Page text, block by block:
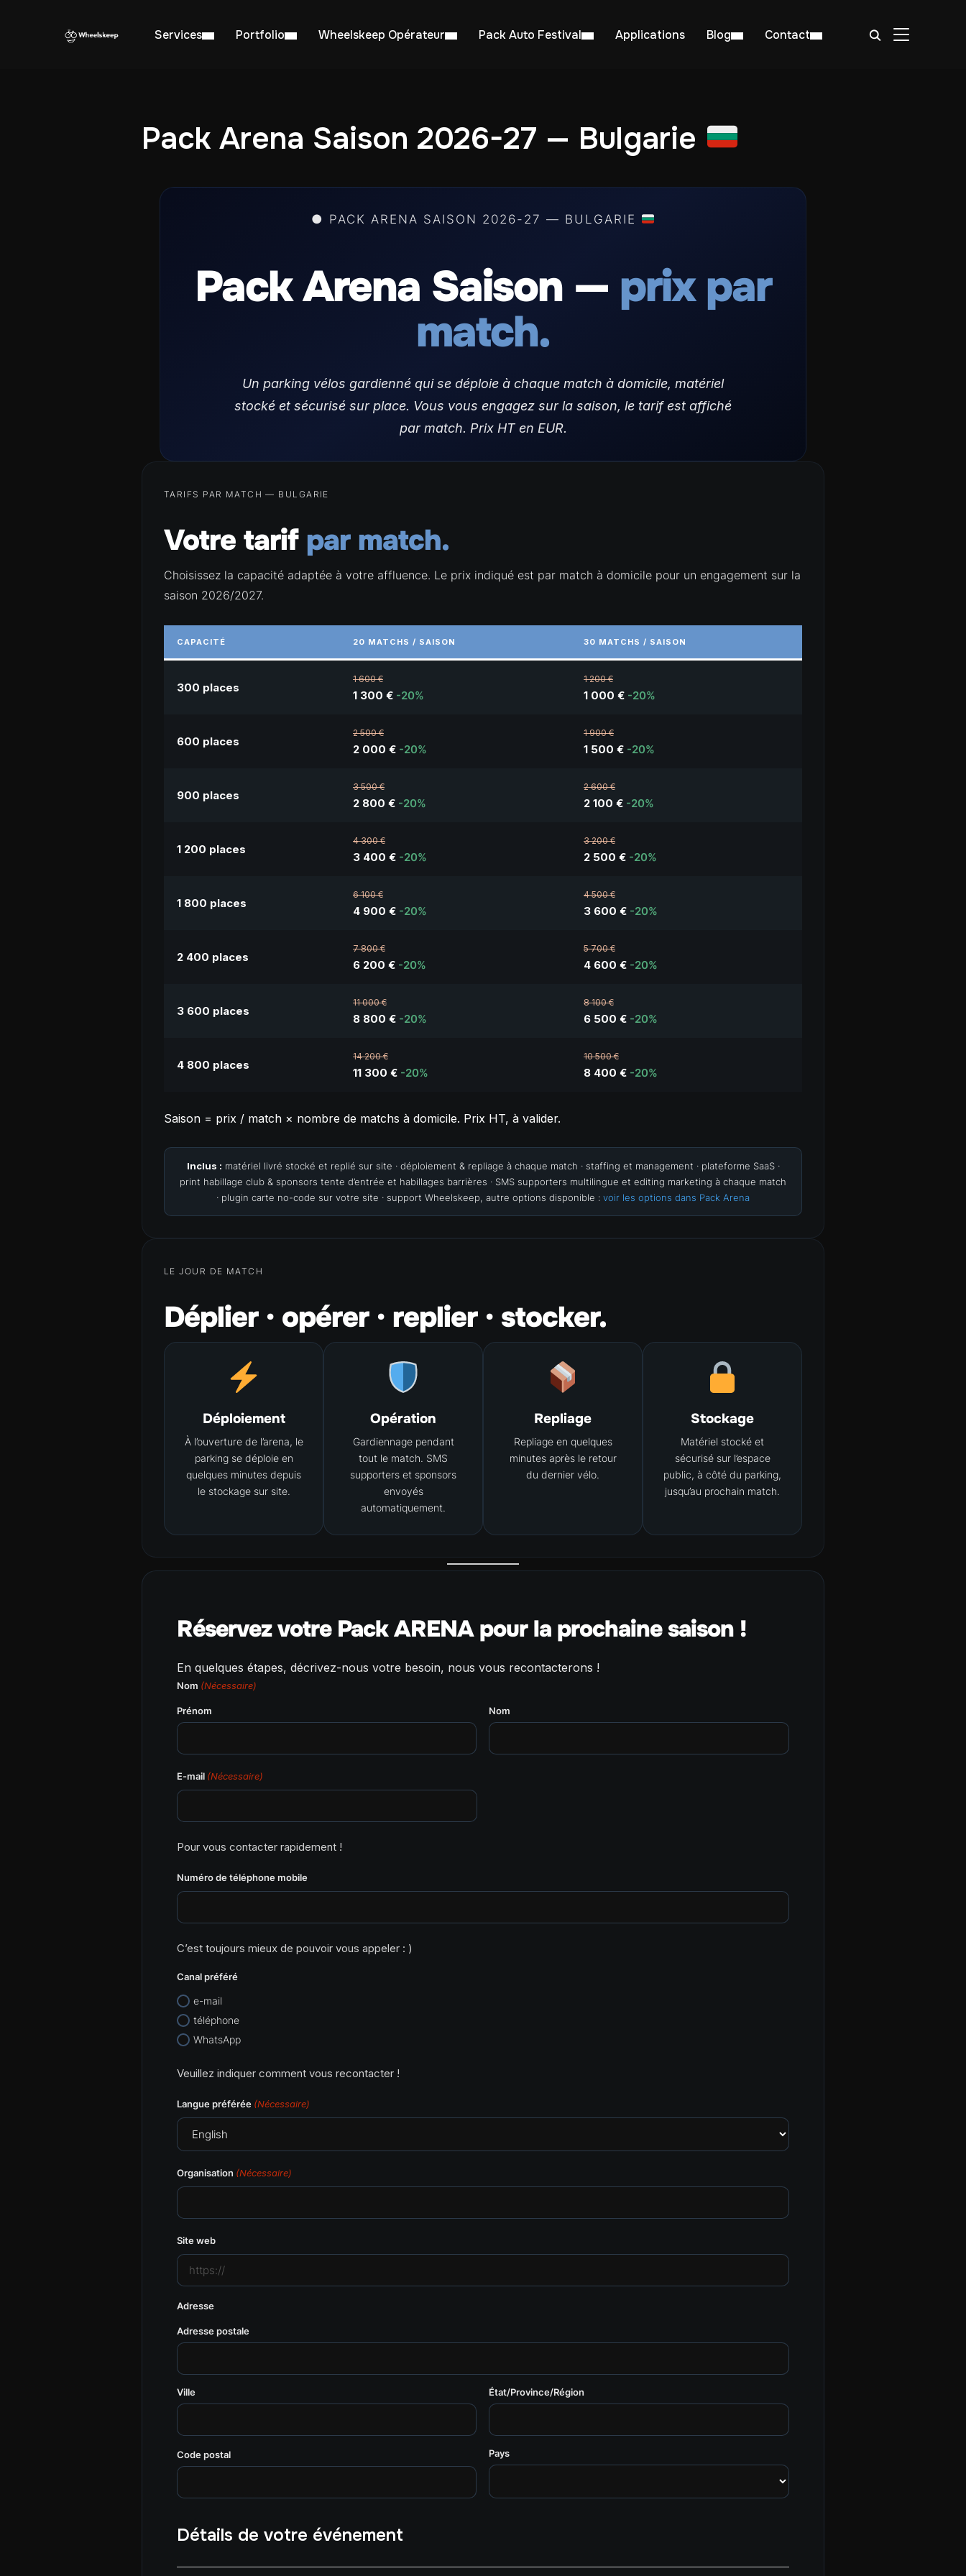
Services Portfolio Wheelskeep Opérateur Pack Auto Festival Applications Blog Contact BASCULER
Pack Arena Saison 2026-27 — Bulgarie
● PACK ARENA SAISON 2026-27 — BULGARIE
Pack Arena Saison — prix par
match.
Un parking vélos gardienné qui se déploie à chaque match à domicile, matériel
stocké et sécurisé sur place. Vous vous engagez sur la saison, le tarif est affiché
par match. Prix HT en EUR.
TARIFS PAR MATCH — BULGARIE
Votre tarif par match.
Choisissez la capacité adaptée à votre affluence. Le prix indiqué est par match à domicile pour un engagement sur la
saison 2026/2027.
CAPACITÉ 20 MATCHS / SAISON 30 MATCHS / SAISON
300 places
1 600 €
1 300 € -20%
1 200 €
1 000 € -20%
600 places
2 500 €
2 000 € -20%
1 900 €
1 500 € -20%
900 places
3 500 €
2 800 € -20%
2 600 €
2 100 € -20%
1 200 places
4 300 €
3 400 € -20%
3 200 €
2 500 € -20%
1 800 places
6 100 €
4 900 € -20%
4 500 €
3 600 € -20%
2 400 places
7 800 €
6 200 € -20%
5 700 €
4 600 € -20%
3 600 places
11 000 €
8 800 € -20%
8 100 €
6 500 € -20%
4 800 places
14 200 €
11 300 € -20%
10 500 €
8 400 € -20%
Saison = prix / match × nombre de matchs à domicile. Prix HT, à valider.
Inclus : matériel livré stocké et replié sur site · déploiement & repliage à chaque match · staffing et management · plateforme SaaS ·
print habillage club & sponsors tente d’entrée et habillages barrières · SMS supporters multilingue et editing marketing à chaque match
· plugin carte no-code sur votre site · support Wheelskeep, autre options disponible : voir les options dans Pack Arena
LE JOUR DE MATCH
Déplier · opérer · replier · stocker.
Déploiement
À l’ouverture de l’arena, le
parking se déploie en
quelques minutes depuis
le stockage sur site.
Opération
Gardiennage pendant
tout le match. SMS
supporters et sponsors
envoyés
automatiquement.
Repliage
Repliage en quelques
minutes après le retour
du dernier vélo.
Stockage
Matériel stocké et
sécurisé sur l’espace
public, à côté du parking,
jusqu’au prochain match.
Réservez votre Pack ARENA pour la prochaine saison !
En quelques étapes, décrivez-nous votre besoin, nous vous recontacterons !
Nom (Nécessaire)
Prénom Nom
E-mail (Nécessaire)
Pour vous contacter rapidement !
Numéro de téléphone mobile
C’est toujours mieux de pouvoir vous appeler : )
Canal préféré
e-mail
téléphone
WhatsApp
Veuillez indiquer comment vous recontacter !
Langue préférée (Nécessaire)
Organisation (Nécessaire)
Site web
Adresse
Adresse postale
Ville État/Province/Région
Code postal Pays
Détails de votre événement